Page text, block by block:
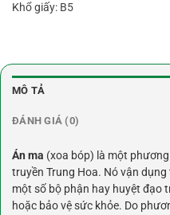
Khổ giấy: B5
MÔ TẢ
ĐÁNH GIÁ (0)
Án ma (xoa bóp) là một
truyền Trung Hoa. Nó vận
một số bộ phận hay huyệt đạo
hoặc bảo vệ sức khỏe. Do